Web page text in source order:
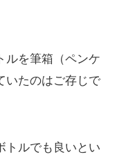
ルを筆箱（ペンケ
いたのはご存じで
トルでも良いとい